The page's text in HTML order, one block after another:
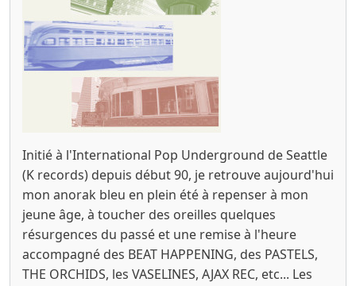
Initié à l'International Pop Underground de Seattle
(K records) depuis début 90, je retrouve aujourd'hui
mon anorak bleu en plein été à repenser à mon
jeune âge, à toucher des oreilles quelques
résurgences du passé et une remise à l'heure
accompagné des BEAT HAPPENING, des PASTELS,
THE ORCHIDS, les VASELINES, AJAX REC, etc... Les